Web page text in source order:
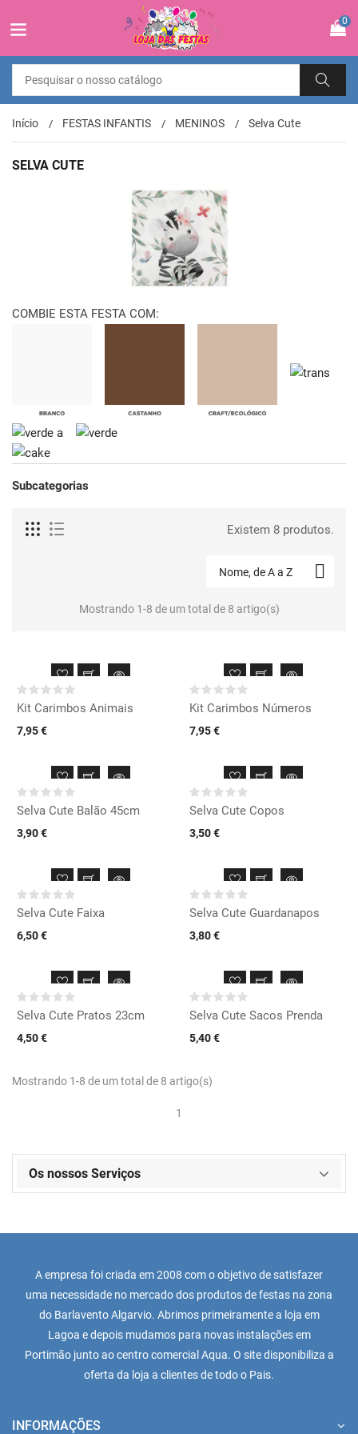
0
Início FESTAS INFANTIS MENINOS Selva Cute
SELVA CUTE
COMBIE ESTA FESTA COM:
Subcategorias
Existem 8 produtos.
Nome, de A a Z 
Mostrando 1-8 de um total de 8 artigo(s)
Kit Carimbos Animais
7,95 €
Kit Carimbos Números
7,95 €
Selva Cute Balão 45cm
3,90 €
Selva Cute Copos
3,50 €
Selva Cute Faixa
6,50 €
Selva Cute Guardanapos
3,80 €
Selva Cute Pratos 23cm
4,50 €
Selva Cute Sacos Prenda
5,40 €
Mostrando 1-8 de um total de 8 artigo(s)
1
Os nossos Serviços
A empresa foi criada em 2008 com o objetivo de satisfazer
uma necessidade no mercado dos produtos de festas na zona
do Barlavento Algarvio. Abrimos primeiramente a loja em
Lagoa e depois mudamos para novas instalações em
Portimão junto ao centro comercial Aqua. O site disponibiliza a
oferta da loja a clientes de todo o Pais.
INFORMAÇÕES